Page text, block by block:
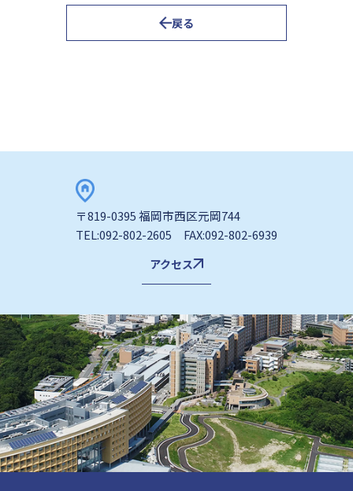
戻る
〒819-0395 福岡市西区元岡744
TEL:092-802-2605 FAX:092-802-6939
アクセス